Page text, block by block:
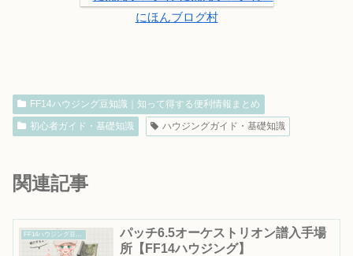
にほんブログ村
FF14ハウジング豆知識｜知って得する便利情報まとめ
初心者ガイド・基礎知識
ハウジングガイド・基礎知識
関連記事
パッチ6.5オーケストリオン譜入手場
所【FF14ハウジング】